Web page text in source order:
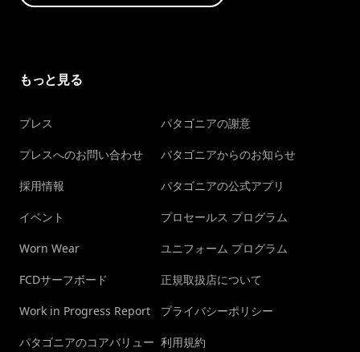
もっと見る
プレス
プレスへのお問い合わせ
採用情報
イベント
Worn Wear
FCDサーフボード
Work in Progress Report
パタゴニアのコアバリュー
パタゴニアの謝意
パタゴニアからのお知らせ
パタゴニアの公式アプリ
プロセールス プログラム
ユニフォーム プログラム
正規取扱店について
プライバシーポリシー
利用規約